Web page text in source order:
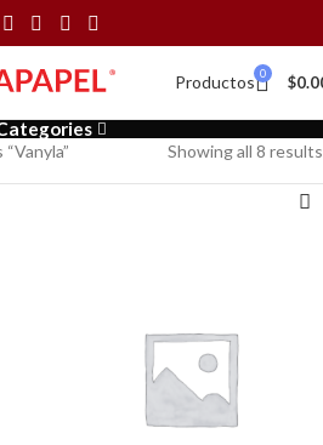
Productos 0 $
Showing all 8 results